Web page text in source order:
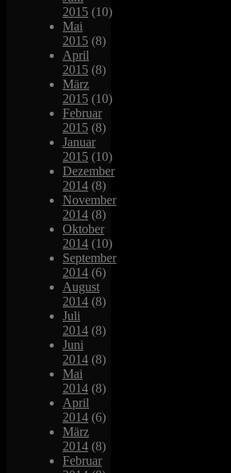
2015 (10)
Mai
2015 (8)
April
2015 (8)
März
2015 (10)
Februar
2015 (8)
Januar
2015 (10)
Dezember
2014 (8)
November
2014 (8)
Oktober
2014 (10)
September
2014 (6)
August
2014 (8)
Juli
2014 (8)
Juni
2014 (8)
Mai
2014 (8)
April
2014 (6)
März
2014 (8)
Februar